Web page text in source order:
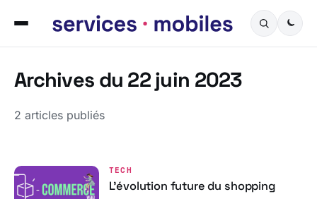
Archives du 22 juin 2023
2 articles publiés
TECH
L’évolution future du shopping